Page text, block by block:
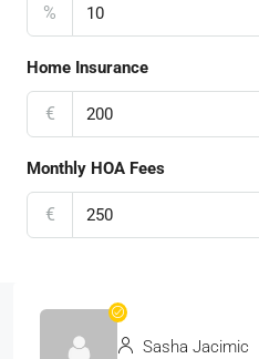
%
Home Insurance
€
Monthly HOA Fees
€
Sasha Jacimic